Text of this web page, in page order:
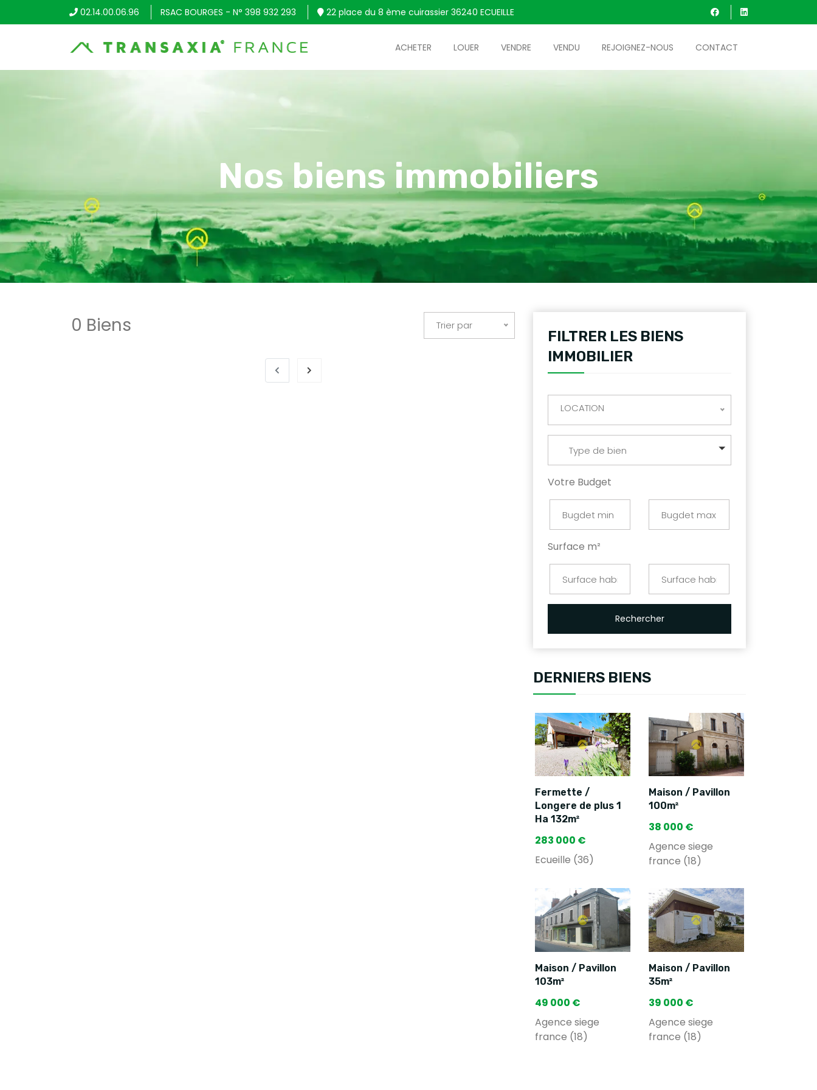
02.14.00.06.96 RSAC BOURGES - N° 398 932 293 22 place du 8 ème cuirassier 36240 ECUEILLE
ACHETER LOUER VENDRE VENDU REJOIGNEZ-NOUS CONTACT
Nos biens immobiliers
0 Biens Trier par
FILTRER LES BIENS
IMMOBILIER
LOCATION
Type de bien
Votre Budget
Surface m²
Rechercher
DERNIERS BIENS
Fermette /
Longere de plus 1
Ha 132m²
283 000 €
Ecueille (36)
Maison / Pavillon
100m²
38 000 €
Agence siege
france (18)
Maison / Pavillon
103m²
49 000 €
Agence siege
france (18)
Maison / Pavillon
35m²
39 000 €
Agence siege
france (18)